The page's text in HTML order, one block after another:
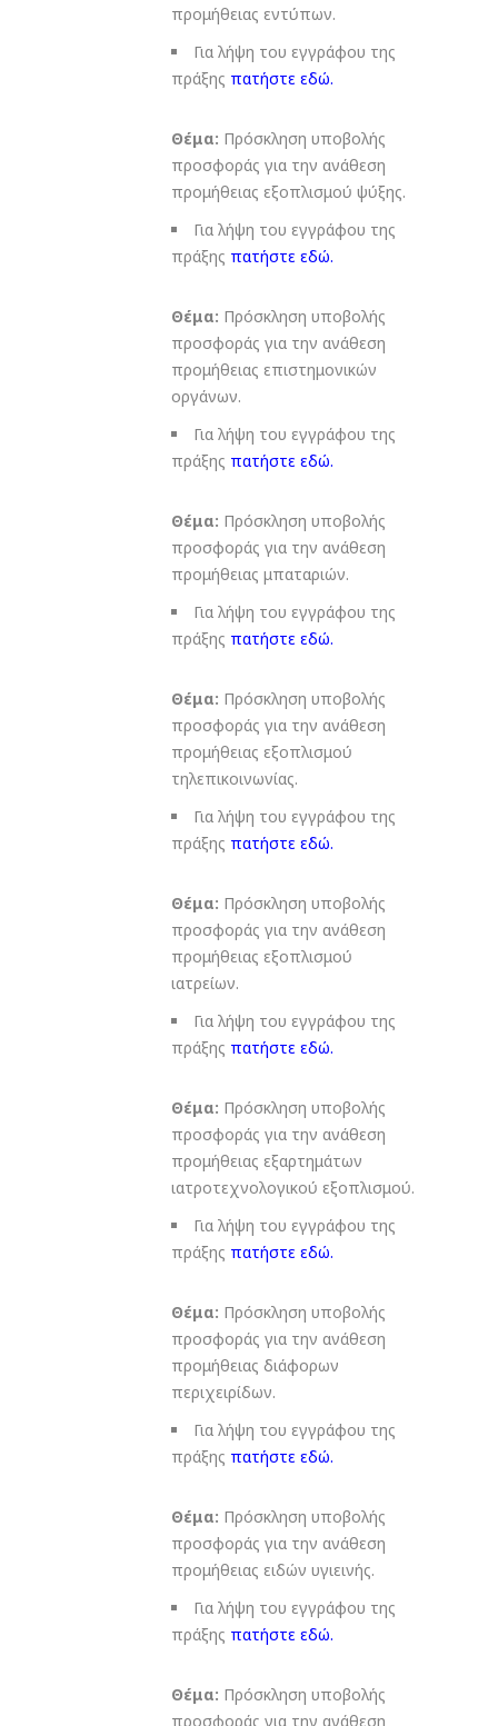
προμήθειας εντύπων.
Για λήψη του εγγράφου της
πράξης πατήστε εδώ.
Θέμα: Πρόσκληση υποβολής
προσφοράς για την ανάθεση
προμήθειας εξοπλισμού ψύξης.
Για λήψη του εγγράφου της
πράξης πατήστε εδώ.
Θέμα: Πρόσκληση υποβολής
προσφοράς για την ανάθεση
προμήθειας επιστημονικών
οργάνων.
Για λήψη του εγγράφου της
πράξης πατήστε εδώ.
Θέμα: Πρόσκληση υποβολής
προσφοράς για την ανάθεση
προμήθειας μπαταριών.
Για λήψη του εγγράφου της
πράξης πατήστε εδώ.
Θέμα: Πρόσκληση υποβολής
προσφοράς για την ανάθεση
προμήθειας εξοπλισμού
τηλεπικοινωνίας.
Για λήψη του εγγράφου της
πράξης πατήστε εδώ.
Θέμα: Πρόσκληση υποβολής
προσφοράς για την ανάθεση
προμήθειας εξοπλισμού
ιατρείων.
Για λήψη του εγγράφου της
πράξης πατήστε εδώ.
Θέμα: Πρόσκληση υποβολής
προσφοράς για την ανάθεση
προμήθειας εξαρτημάτων
ιατροτεχνολογικού εξοπλισμού.
Για λήψη του εγγράφου της
πράξης πατήστε εδώ.
Θέμα: Πρόσκληση υποβολής
προσφοράς για την ανάθεση
προμήθειας διάφορων
περιχειρίδων.
Για λήψη του εγγράφου της
πράξης πατήστε εδώ.
Θέμα: Πρόσκληση υποβολής
προσφοράς για την ανάθεση
προμήθειας ειδών υγιεινής.
Για λήψη του εγγράφου της
πράξης πατήστε εδώ.
Θέμα: Πρόσκληση υποβολής
προσφοράς για την ανάθεση